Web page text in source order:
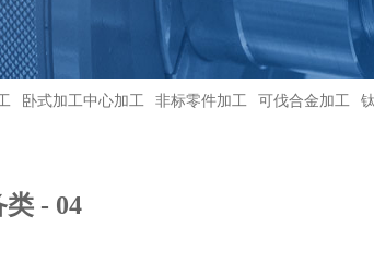
卧式加工中心加工 非标零件加工 可伐合金加工
- 04